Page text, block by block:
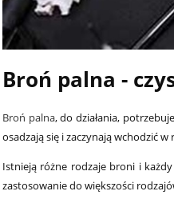
Cena regularna:4 499,00 zł
Broń palna -
Broń palna, do działania,
osadzają się i zaczynają wchodzić
Istnieją różne rodzaje broni i
zastosowanie do większości